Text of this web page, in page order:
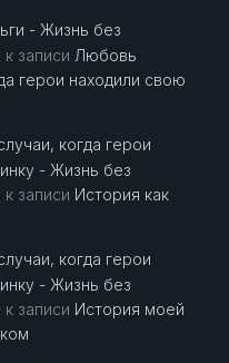
- Жизнь без
к записи Любовь
герои находили свою
когда герои
- Жизнь без
к записи История как
когда герои
- Жизнь без
к записи История моей